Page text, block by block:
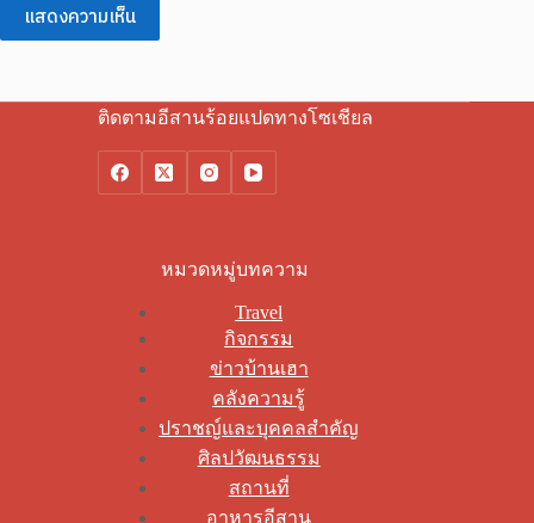
แสดงความเห็น
ติดตามอีสานร้อยแปดทางโซเชียล
หมวดหมู่บทความ
Travel
กิจกรรม
ข่าวบ้านเฮา
คลังความรู้
ปราชญ์และบุคคลสำคัญ
ศิลปวัฒนธรรม
สถานที่
อาหารอีสาน